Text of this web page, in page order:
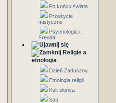
Po końcu świata
Przeżycie
mistyczne
Psychologia r.
Freuda
Religie a
etnologia
Dzień Zaduszny
Etnologia religii
Kult słońca
Sati